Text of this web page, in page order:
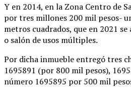
Y en 2014, en la Zona Centro de
por tres millones 200 mil pesos-
metros cuadrados, que en 2021
o salón de usos múltiples.
Por dicha inmueble entregó tres
1695891 (por 800 mil pesos),
número 1695895 por 500 mil